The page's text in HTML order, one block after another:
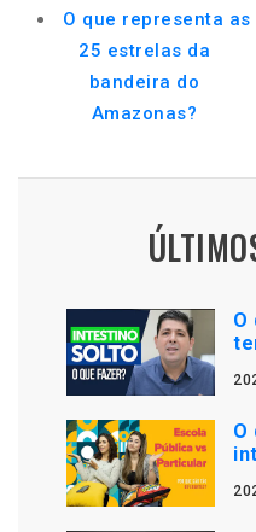
O que representa as
25 estrelas da
bandeira do
Amazonas?
O
O